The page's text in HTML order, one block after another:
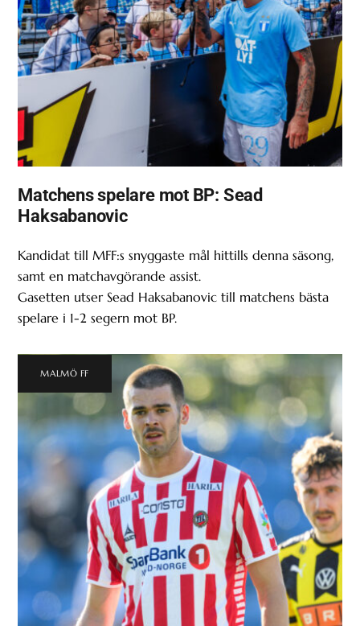
Matchens spelare mot BP: Sead
Haksabanovic
Kandidat till MFF:s snyggaste mål hittills denna säsong,
samt en matchavgörande assist.
Gasetten utser Sead Haksabanovic till matchens bästa
spelare i 1-2 segern mot BP.
MALMÖ FF